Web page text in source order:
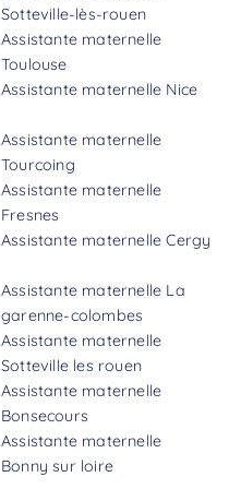
Sotteville-lès-rouen
Assistante maternelle
Toulouse
Assistante maternelle Nice
Assistante maternelle
Tourcoing
Assistante maternelle
Fresnes
Assistante maternelle Cergy
Assistante maternelle La
garenne-colombes
Assistante maternelle
Sotteville les rouen
Assistante maternelle
Bonsecours
Assistante maternelle
Bonny sur loire